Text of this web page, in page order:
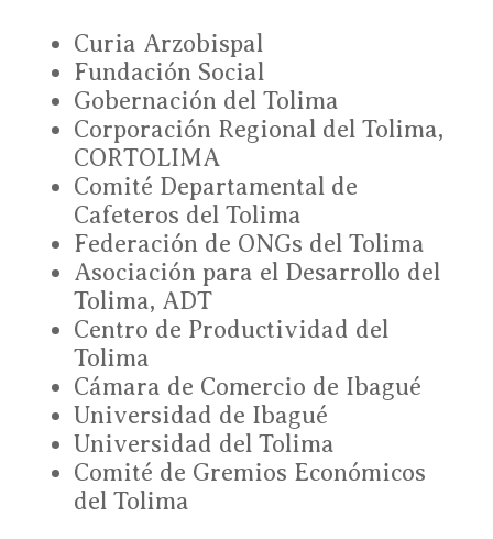
Curia Arzobispal
Fundación Social
Gobernación del Tolima
Corporación Regional del Tolima,
CORTOLIMA
Comité Departamental de
Cafeteros del Tolima
Federación de ONGs del Tolima
Asociación para el Desarrollo del
Tolima, ADT
Centro de Productividad del
Tolima
Cámara de Comercio de Ibagué
Universidad de Ibagué
Universidad del Tolima
Comité de Gremios Económicos
del Tolima